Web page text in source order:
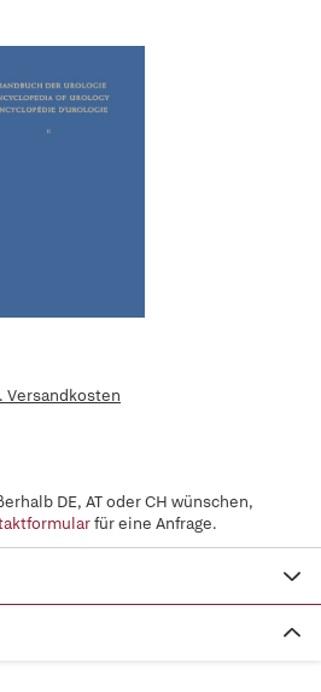
Versandkosten
DE, AT oder CH wünschen,
für eine Anfrage.